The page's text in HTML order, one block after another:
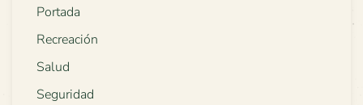
Portada
Recreación
Salud
Seguridad